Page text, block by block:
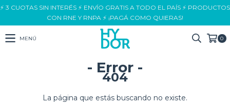
⚡ 3 CUOTAS SIN INTERÉS ⚡ ENVÍO GRATIS A TODO EL PAÍS ⚡ PRODUCTOS
CON RNE Y RNPA ⚡ ¡PAGÁ COMO QUIERAS!
MENÚ 0
- Error -
404
La página que estás buscando no existe.